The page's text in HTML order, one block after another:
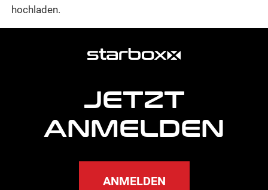
hochladen.
JETZT
ANMELDEN
ANMELDEN